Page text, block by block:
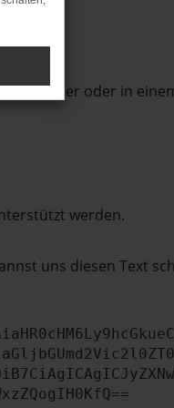
Browser oder in
werden.
uns diesen Text